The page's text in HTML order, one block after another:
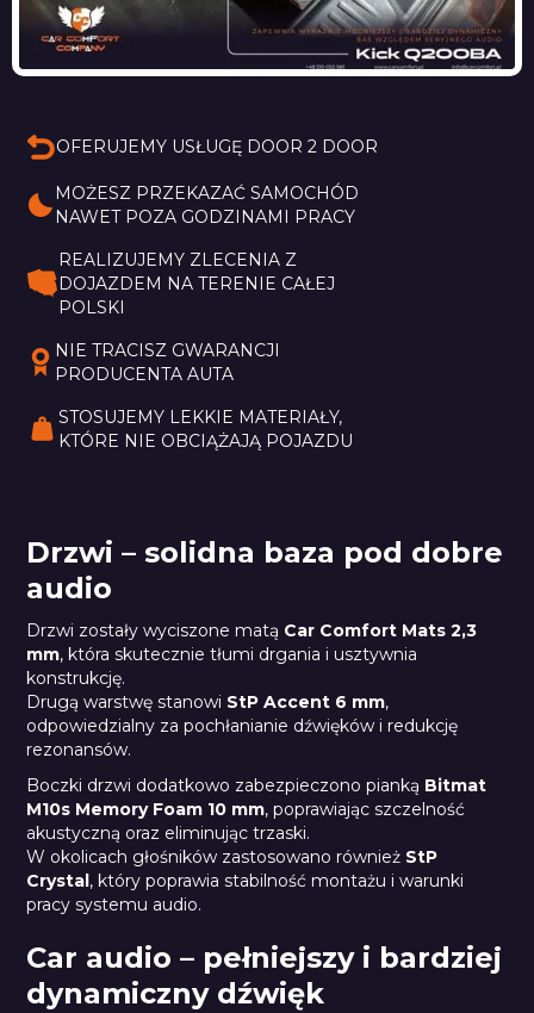
OFERUJEMY USŁUGĘ DOOR 2 DOOR
MOŻESZ PRZEKAZAĆ SAMOCHÓD
NAWET POZA GODZINAMI PRACY
REALIZUJEMY ZLECENIA Z
DOJAZDEM NA TERENIE CAŁEJ
POLSKI
NIE TRACISZ GWARANCJI
PRODUCENTA AUTA
STOSUJEMY LEKKIE MATERIAŁY,
KTÓRE NIE OBCIĄŻAJĄ POJAZDU
Drzwi – solidna baza pod dobre
audio
Drzwi zostały wyciszone matą Car Comfort Mats 2,3
mm, która skutecznie tłumi drgania i usztywnia
konstrukcję.
Drugą warstwę stanowi StP Accent 6 mm,
odpowiedzialny za pochłanianie dźwięków i redukcję
rezonansów.
Boczki drzwi dodatkowo zabezpieczono pianką Bitmat
M10s Memory Foam 10 mm, poprawiając szczelność
akustyczną oraz eliminując trzaski.
W okolicach głośników zastosowano również StP
Crystal, który poprawia stabilność montażu i warunki
pracy systemu audio.
Car audio – pełniejszy i bardziej
dynamiczny dźwięk